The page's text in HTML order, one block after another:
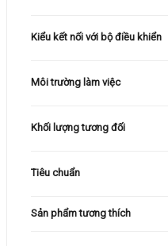
Kiểu kết nối với bộ điều khiển
Môi trường làm việc
Khối lượng tương đối
Tiêu chuẩn
Sản phẩm tương thích